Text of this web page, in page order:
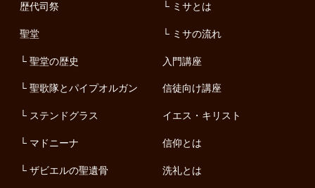
歴代司祭
聖堂
聖堂の歴史
聖歌隊とパイプオルガン
ステンドグラス
マドニーナ
ザビエルの聖遺骨
ミサとは
ミサの流れ
入門講座
信徒向け講座
イエス・キリスト
信仰とは
洗礼とは